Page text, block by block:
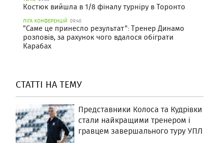
Костюк вийшла в 1/8 фіналу турніру в Торонто
ЛІГА КОНФЕРЕНЦІЙ 09:40
"Саме це принесло результат": Тренер Динамо
розповів, за рахунок чого вдалося обіграти
Карабах
СТАТТІ НА ТЕМУ
Представники Колоса та Кудрівки
стали найкращими тренером і
гравцем завершального туру УПЛ